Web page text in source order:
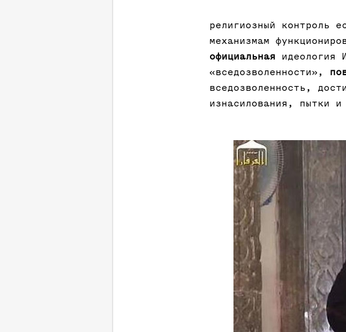
религиозный контроль
механизмам
официальная идеология
«вседозволенности»,
вседозволенность,
изнасилования, пытки и